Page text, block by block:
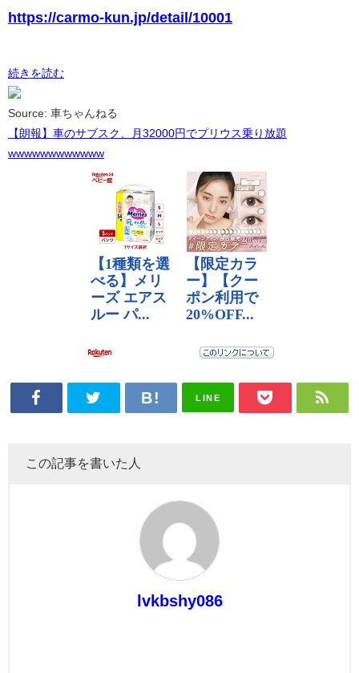
https://carmo-kun.jp/detail/10001
続きを読む
Source: 車ちゃんねる
【朗報】車のサブスク、月32000円でプリウス乗り放題
wwwwwwwwwwww
LINE
この記事を書いた人
lvkbshy086